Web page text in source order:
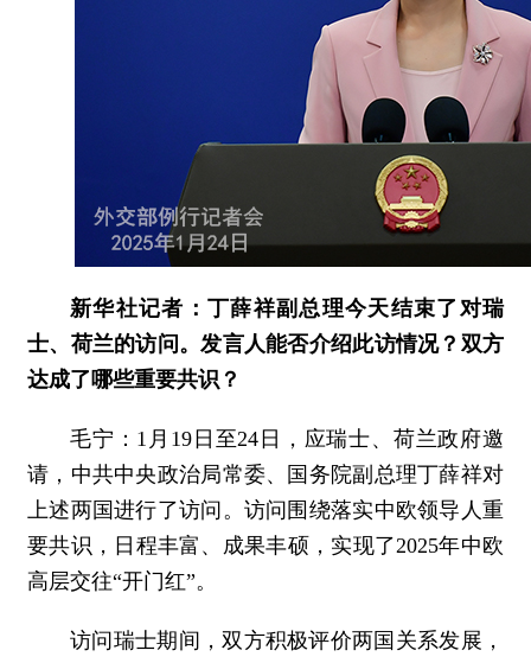
新华社记者：丁薛祥副总理今天结束了对瑞
士、荷兰的访问。发言人能否介绍此访情况？双方
达成了哪些重要共识？
毛宁：1月19日至24日，应瑞士、荷兰政府邀
请，中共中央政治局常委、国务院副总理丁薛祥对
上述两国进行了访问。访问围绕落实中欧领导人重
要共识，日程丰富、成果丰硕，实现了2025年中欧
高层交往“开门红”。
访问瑞士期间，双方积极评价两国关系发展，